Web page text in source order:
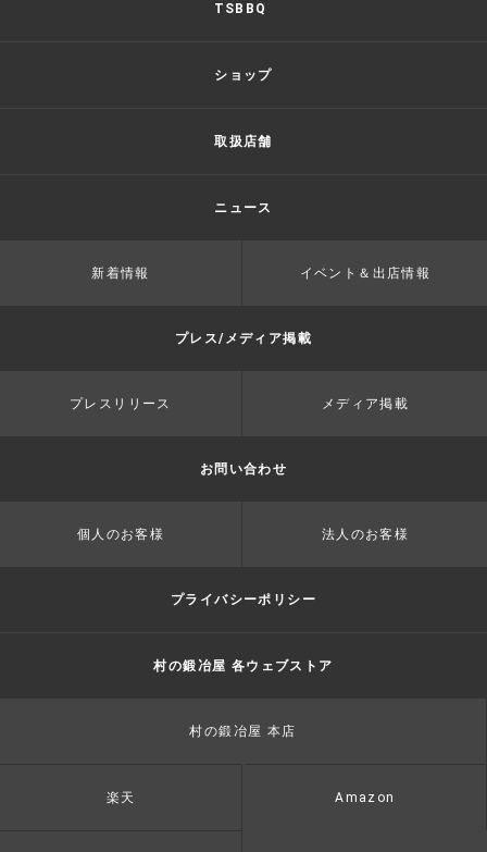
TSBBQ
ショップ
取扱店舗
ニュース
新着情報 イベント＆出店情報
プレス/メディア掲載
プレスリリース メディア掲載
お問い合わせ
個人のお客様 法人のお客様
プライバシーポリシー
村の鍛冶屋 各ウェブストア
村の鍛冶屋 本店
楽天 Amazon